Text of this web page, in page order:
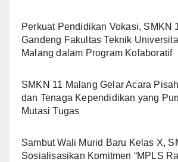
Perkuat Pendidikan Vokasi, SMKN
Gandeng Fakultas Teknik
Malang dalam Program Kolaboratif
SMKN 11 Malang Gelar Acara
dan Tenaga Kependidikan yang
Mutasi Tugas
Sambut Wali Murid Baru Kelas X,
Sosialisasikan Komitmen “MPLS